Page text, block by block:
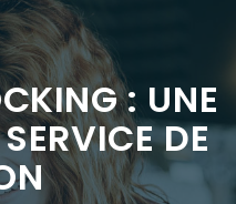
: UNE
DE